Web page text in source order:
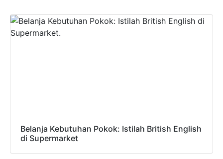
Belanja Kebutuhan Pokok: Istilah British English
di Supermarket